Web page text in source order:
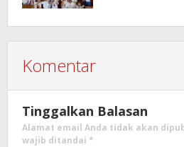
Komentar
Tinggalkan Balasan
Alamat email Anda tidak akan
wajib ditandai *